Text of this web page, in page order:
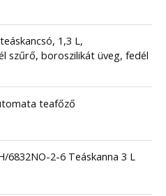
1,3 L,
szűrő, boroszilikát üveg, fedél
teafőző
6832NO-2-6 Teáskanna 3 L